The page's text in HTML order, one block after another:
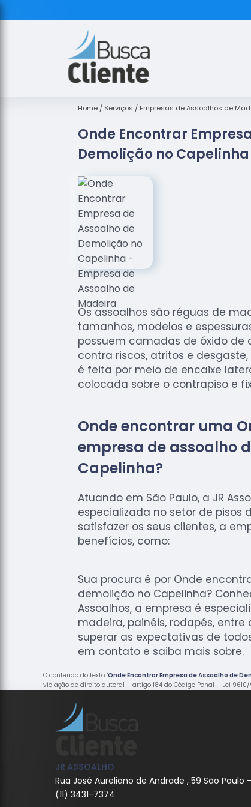
Home Serviços Empresas de Assoalhos de
Onde Encontrar
Demolição no Capelinha
Os assoalhos são réguas de
tamanhos, modelos e
possuem camadas de óxido de
contra riscos, atritos e
é feita por meio de encaixe
colocada sobre o contrapiso e
Onde encontrar uma
empresa de assoalho
Capelinha?
Atuando em São Paulo, a JR
especializada no setor de pisos
satisfazer os seus clientes, a
benefícios, como:
Sua procura é por Onde
demolição no Capelinha?
Assoalhos, a empresa é
madeira, painéis, rodapés, entre
superar as expectativas de
em contato e saiba mais sobre.
O conteúdo do texto "Onde Encontrar Empresa de Assoalho de
violação de direito autoral – artigo 184 do Código Penal – Lei
JR ASSOALHO
Rua José Aureliano de Andrade , 59 São Paulo
(11) 3431-7374